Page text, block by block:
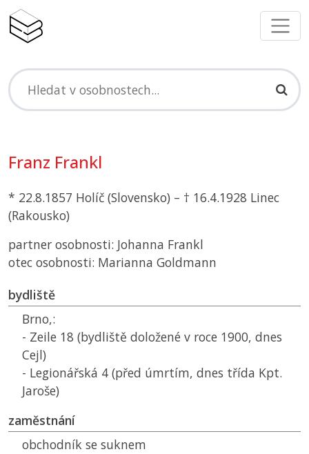
Franz Frankl
* 22.8.1857 Holíč (Slovensko) – † 16.4.1928 Linec
(Rakousko)
partner osobnosti: Johanna Frankl
otec osobnosti: Marianna Goldmann
bydliště
Brno,:
- Zeile 18 (bydliště doložené v roce 1900, dnes
Cejl)
- Legionářská 4 (před úmrtím, dnes třída Kpt.
Jaroše)
zaměstnání
obchodník se suknem